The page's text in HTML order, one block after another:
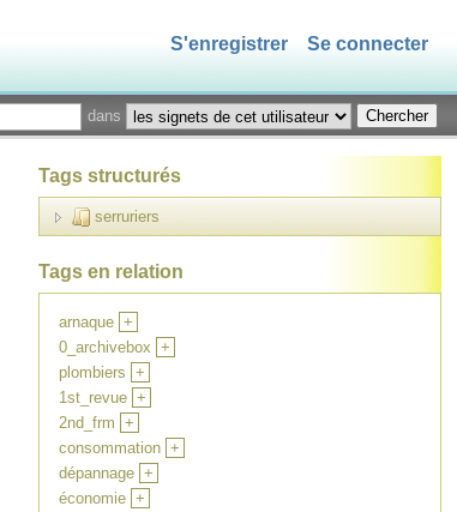
Se connecter
S'enregistrer
dans
Tags structurés
serruriers
Tags en relation
arnaque +
0_archivebox +
plombiers +
1st_revue +
2nd_frm +
consommation +
dépannage +
économie +